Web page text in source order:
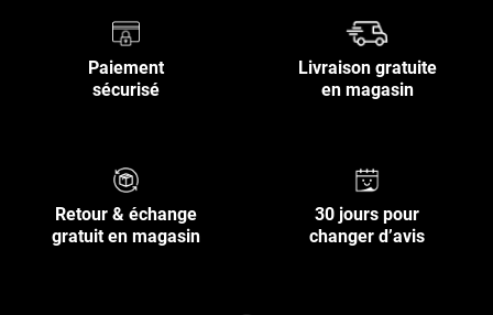
Paiement
sécurisé
Livraison gratuite
en magasin
Retour & échange
gratuit en magasin
30 jours pour
changer d’avis